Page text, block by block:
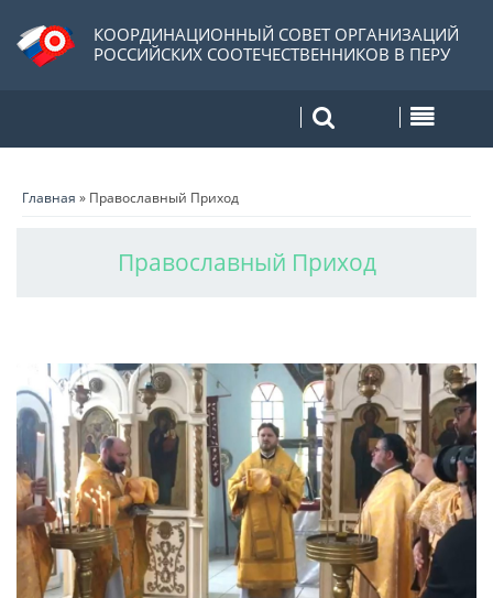
КООРДИНАЦИОННЫЙ СОВЕТ ОРГАНИЗАЦИЙ
РОССИЙСКИХ СООТЕЧЕСТВЕННИКОВ В ПЕРУ
Главная » Православный Приход
Православный Приход